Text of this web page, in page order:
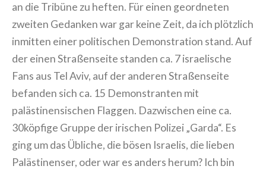
an die Tribüne zu heften. Für einen geordneten
zweiten Gedanken war gar keine Zeit, da ich plötzlich
inmitten einer politischen Demonstration stand. Auf
der einen Straßenseite standen ca. 7 israelische
Fans aus Tel Aviv, auf der anderen Straßenseite
befanden sich ca. 15 Demonstranten mit
palästinensischen Flaggen. Dazwischen eine ca.
30köpfige Gruppe der irischen Polizei „Garda“. Es
ging um das Übliche, die bösen Israelis, die lieben
Palästinenser, oder war es anders herum? Ich bin